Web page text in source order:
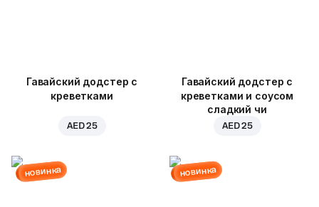
Гавайский додстер с
креветками
AED 25
Гавайский додстер с
креветками и соусом
сладкий чи
AED 25
новинка новинка